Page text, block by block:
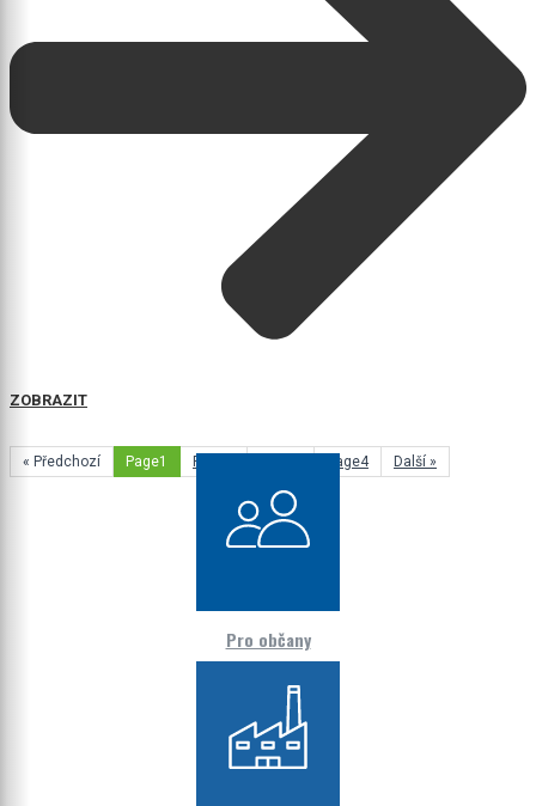
ZOBRAZIT
« Předchozí Page1 Page Page4 Další »
Pro občany